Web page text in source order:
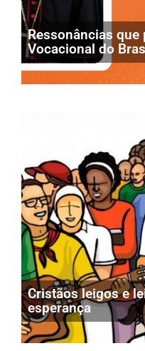
Ressonâncias
Vocacional do
Cristãos leigos e
esperança